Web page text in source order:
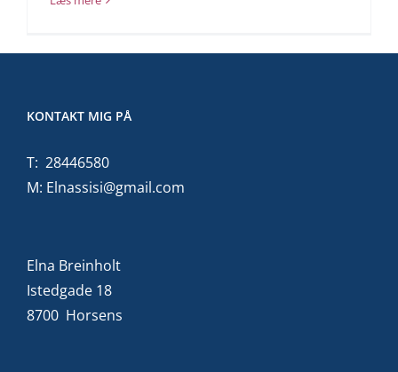
KONTAKT MIG PÅ
T: 28446580
M: Elnassisi@gmail.com
Elna Breinholt
Istedgade 18
8700 Horsens